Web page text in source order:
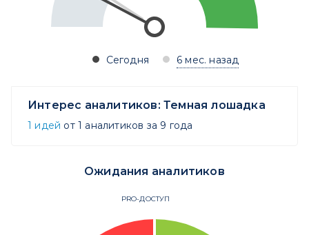
Сегодня 6 мес. назад
Интерес аналитиков: Темная лошадка
1 идей от 1 аналитиков за 9 года
Ожидания аналитиков
PRO-ДОСТУП